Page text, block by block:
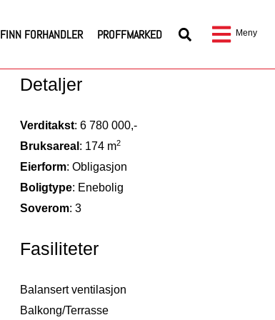
FINN FORHANDLER PROFFMARKED Meny
Detaljer
Verditakst: 6 780 000,-
Bruksareal: 174 m2
Eierform: Obligasjon
Boligtype: Enebolig
Soverom: 3
Fasiliteter
Balansert ventilasjon
Balkong/Terrasse